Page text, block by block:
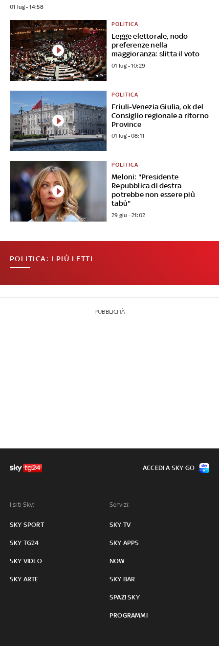
01 lug - 14:58
Legge elettorale, nodo
preferenze nella
maggioranza: slitta il voto
POLITICA
01 lug - 10:29
Friuli-Venezia Giulia, ok del
Consiglio regionale a ritorno
Province
POLITICA
01 lug - 08:11
Meloni: "Presidente
Repubblica di destra
potrebbe non essere più
tabù"
POLITICA
29 giu - 21:02
POLITICA: I PIÙ LETTI
PUBBLICITÀ
I siti Sky:
SKY SPORT
SKY TG24
SKY VIDEO
SKY ARTE
Servizi:
SKY TV
SKY APPS
NOW
SKY BAR
SPAZI SKY
PROGRAMMI
ACCEDI A SKY GO